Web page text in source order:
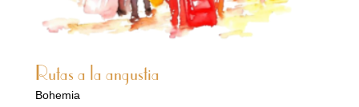
Rutas a la angustia
Bohemia